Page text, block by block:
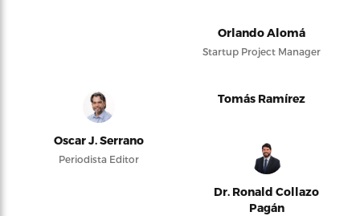
Orlando Alomá
Startup Project Manager
Oscar J. Serrano
Periodista Editor
Tomás Ramírez
Dr. Ronald Collazo
Pagán